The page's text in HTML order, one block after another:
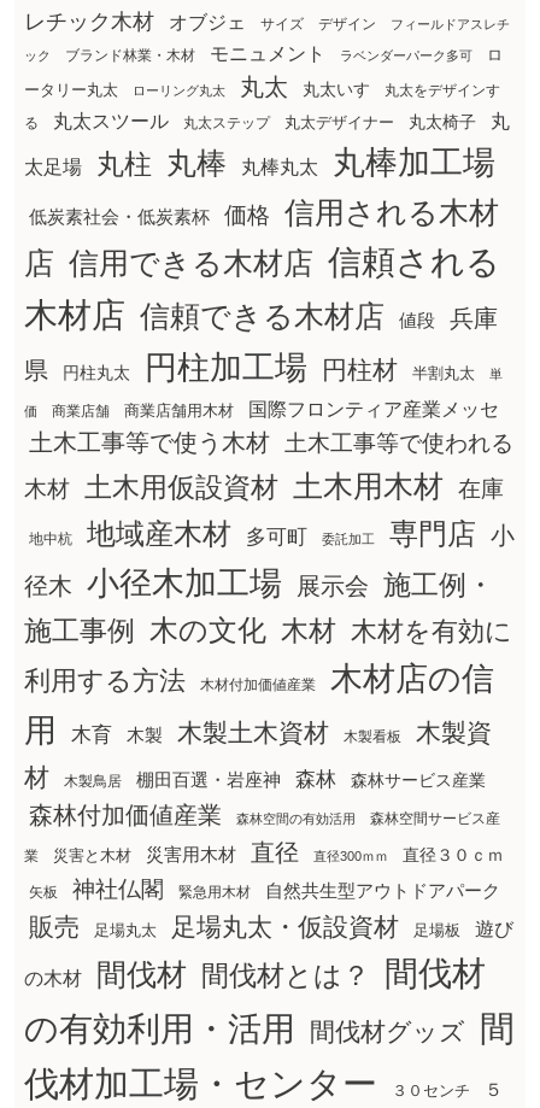
レチック木材
オブジェ サイズ デザイン フィールドアスレチ
ック ブランド林業・木材 モニュメント ラベンダーパーク多可
ロ
ータリー丸太
ローリング丸太 丸太 丸太いす
丸太をデザインす
る
丸太スツール 丸太ステップ 丸太デザイナー 丸太椅子 丸
太足場 丸柱 丸棒 丸棒丸太 丸棒加工場
低炭素社会・低炭素杯 価格
信用される木材
店 信用できる木材店 信頼される
木材店 信頼できる木材店 値段
兵庫
県
円柱丸太 円柱加工場 円柱材 半割丸太 単
価 商業店舗 商業店舗用木材 国際フロンティア産業メッセ
土木工事等で使う木材
土木工事等で使われる
木材
土木用仮設資材 土木用木材 在庫
地中杭 地域産木材 多可町 委託加工 専門店 小
径木 小径木加工場 展示会 施工例・
施工事例
木の文化 木材 木材を有効に
利用する方法
木材付加価値産業
木材店の信
用
木育 木製 木製土木資材 木製看板
木製資
材
木製鳥居 棚田百選・岩座神 森林 森林サービス産業
森林付加価値産業 森林空間の有効活用 森林空間サービス産
業 災害と木材 災害用木材 直径 直径300ｍｍ 直径３０ｃｍ
矢板 神社仏閣 緊急用木材 自然共生型アウトドアパーク
販売 足場丸太 足場丸太・仮設資材 足場板 遊び
の木材 間伐材 間伐材とは？
間伐材
の有効利用・活用
間伐材グッズ
間
伐材加工場・センター
３０センチ ５